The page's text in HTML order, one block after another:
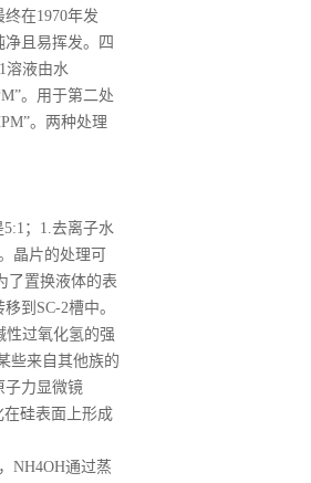
在1970年发
净且易挥发。四
溶液由水
。用于第二处
。两种处理
；1.去离子水
晶片的处理可
了置换液体的表
到SC-2槽中。
性过氧化氢的强
些来自其他族的
子力显微镜
硅表面上形成
NH4OH通过蒸